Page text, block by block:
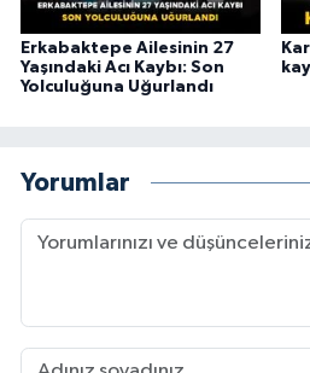
Erkabaktepe Ailesinin 27
Yaşındaki Acı Kaybı: Son
Yolculuğuna Uğurlandı
Yorumlar